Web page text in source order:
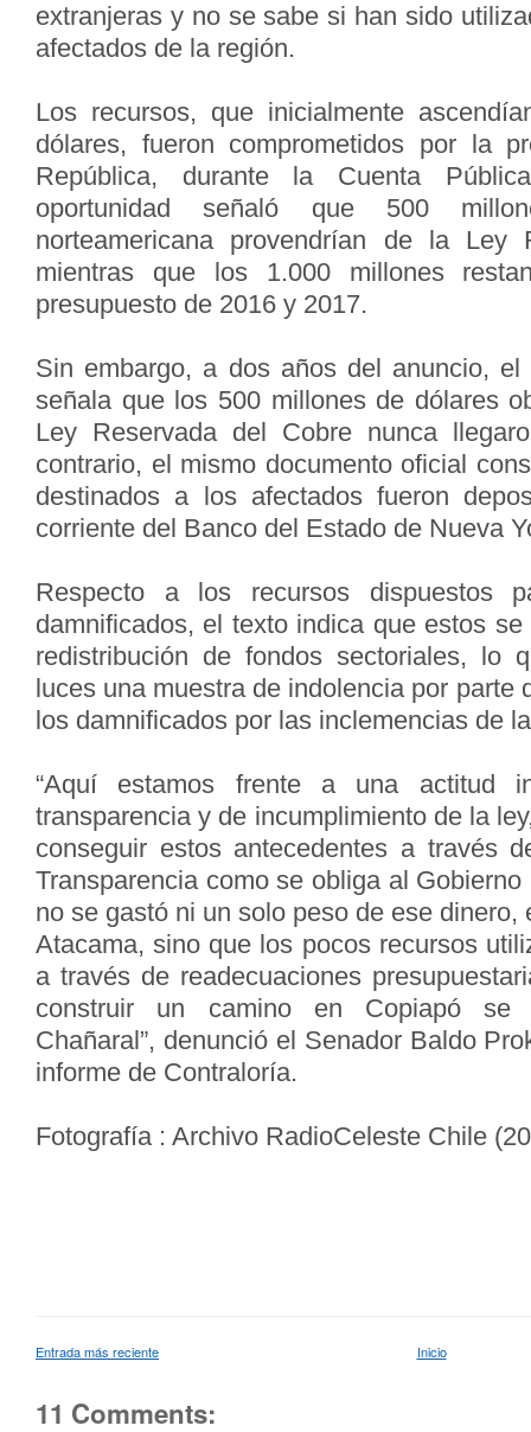
extranjeras y no se sabe si han sido
afectados de la región.
Los recursos, que inicialmente
dólares, fueron comprometidos por la
República, durante la Cuenta
oportunidad señaló que 500
norteamericana provendrían de la Ley
mientras que los 1.000 millones
presupuesto de 2016 y 2017.
Sin embargo, a dos años del anuncio, el
señala que los 500 millones de dólares
Ley Reservada del Cobre nunca
contrario, el mismo documento oficial
destinados a los afectados fueron
corriente del Banco del Estado de Nueva
Respecto a los recursos dispuestos
damnificados, el texto indica que estos
redistribución de fondos sectoriales, lo
luces una muestra de indolencia por parte
los damnificados por las inclemencias de
“Aquí estamos frente a una actitud
transparencia y de incumplimiento de la
conseguir estos antecedentes a través
Transparencia como se obliga al
no se gastó ni un solo peso de ese dinero,
Atacama, sino que los pocos recursos
a través de readecuaciones
construir un camino en Copiapó se
Chañaral”, denunció el Senador Baldo
informe de Contraloría.
Fotografía : Archivo RadioCeleste Chile
Entrada más reciente Inicio
11 Comments: